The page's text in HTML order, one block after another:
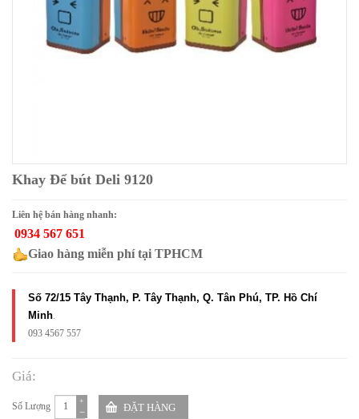
Khay Để bút Deli 9120
Liên hệ bán hàng nhanh:
0934 567 651
Giao hàng miễn phí tại TPHCM
Số 72/15 Tây Thạnh, P. Tây Thạnh, Q. Tân Phú, TP. Hồ Chí
Minh
093 4567 557
Giá:
Số Lượng −
+